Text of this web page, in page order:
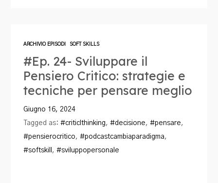
ARCHIVIO EPISODI SOFT SKILLS
#Ep. 24- Sviluppare il
Pensiero Critico: strategie e
tecniche per pensare meglio
Giugno 16, 2024
Tagged as:#criticlthinking,#decisione,#pensare,
#pensierocritico,#podcastcambiaparadigma,
#softskill ,#sviluppopersonale